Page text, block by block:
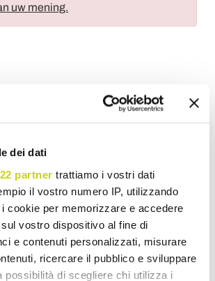
dei dati
partner trattiamo i vostri dati
il vostro numero IP, utilizzando
cookie per memorizzare e accedere
vostro dispositivo al fine di
e contenuti personalizzati, misurare
ricercare il pubblico e sviluppare
possibilità di scegliere chi utilizza i
uw mening.
Voeg toe aan wens Lijst
mening over dit product Print
Uitschuifbare Tuintafels